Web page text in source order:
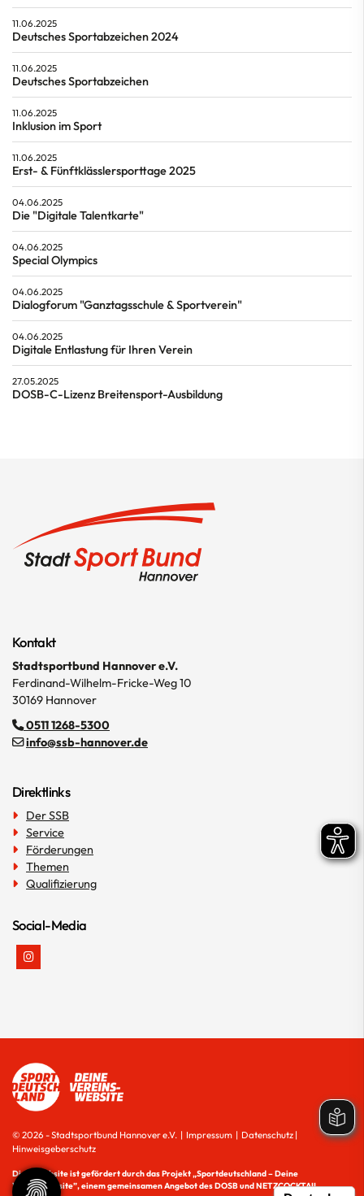
11.06.2025
Deutsches Sportabzeichen 2024
11.06.2025
Deutsches Sportabzeichen
11.06.2025
Inklusion im Sport
11.06.2025
Erst- & Fünftklässlersporttage 2025
04.06.2025
Die "Digitale Talentkarte"
04.06.2025
Special Olympics
04.06.2025
Dialogforum "Ganztagsschule & Sportverein"
04.06.2025
Digitale Entlastung für Ihren Verein
27.05.2025
DOSB-C-Lizenz Breitensport-Ausbildung
Kontakt
Stadtsportbund Hannover e.V.
Ferdinand-Wilhelm-Fricke-Weg 10
30169 Hannover
0511 1268-5300
info@ssb-hannover.de
Direktlinks
Der SSB
Service
Förderungen
Themen
Qualifizierung
Social-Media
© 2026 - Stadtsportbund Hannover e.V. | Impressum | Datenschutz |
Hinweisgeberschutz
Diese Website ist gefördert durch das Projekt„Sportdeutschland – Deine
Vereinswebsite”, einem gemeinsamen Angebot des DOSB und NETZCOCKTAIL.